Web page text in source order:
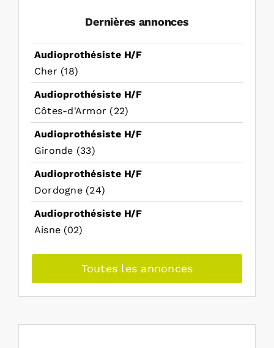
Dernières annonces
Audioprothésiste H/F
Cher (18)
Audioprothésiste H/F
Côtes-d'Armor (22)
Audioprothésiste H/F
Gironde (33)
Audioprothésiste H/F
Dordogne (24)
Audioprothésiste H/F
Aisne (02)
Toutes les annonces